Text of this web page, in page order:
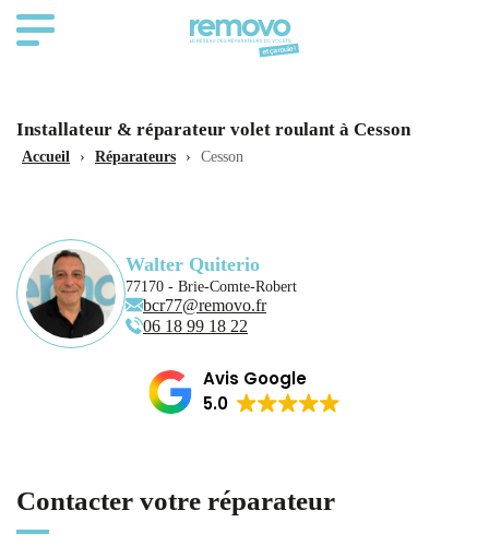
Installateur & réparateur volet roulant à Cesson
Accueil › Réparateurs › Cesson
Walter Quiterio
77170 - Brie-Comte-Robert
bcr77@removo.fr
06 18 99 18 22
Avis Google
5.0
Contacter votre réparateur